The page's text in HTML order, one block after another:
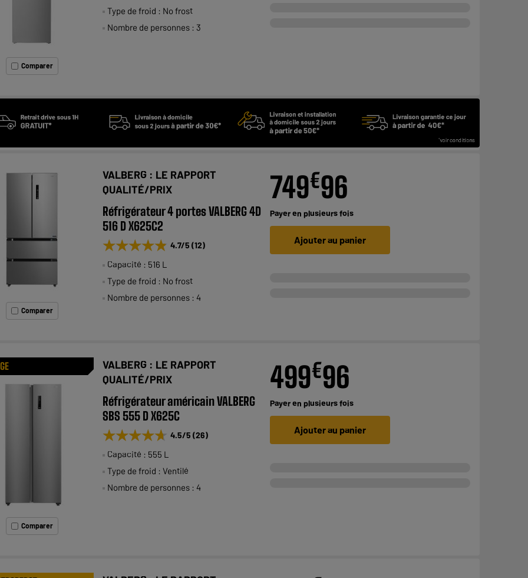
Comparer
Type de froid : No frost
Nombre de personnes : 3
Comparer
VALBERG : LE RAPPORT
QUALITÉ/PRIX
Réfrigérateur 4 portes VALBERG 4D
516 D X625C2
★★★★★
★★★★★ 4.7/5 (12)
Capacité : 516 L
Type de froid : No frost
Nombre de personnes : 4
749€96
Payer en plusieurs fois
Ajouter au panier
Comparer
VALBERG : LE RAPPORT
QUALITÉ/PRIX
Réfrigérateur américain VALBERG
SBS 555 D X625C
★★★★★
★★★★★ 4.5/5 (26)
Capacité : 555 L
Type de froid : Ventilé
Nombre de personnes : 4
499€96
Payer en plusieurs fois
Ajouter au panier